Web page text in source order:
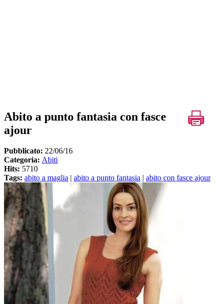
Abito a punto fantasia con fasce
ajour
Pubblicato: 22/06/16
Categoria: Abiti
Hits: 5710
Tags: abito a maglia abito a punto fantasia abito con fasce ajour